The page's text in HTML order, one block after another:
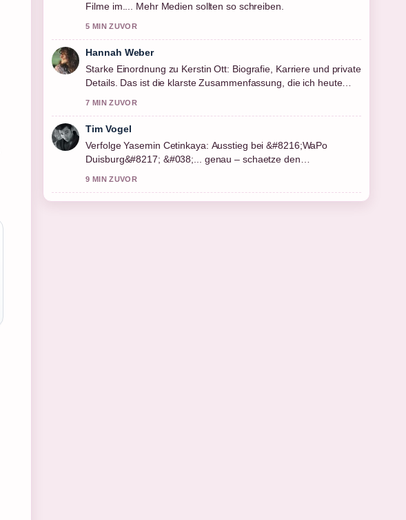
Filme im.... Mehr Medien sollten so schreiben.
5 MIN ZUVOR
Hannah Weber
Starke Einordnung zu Kerstin Ott: Biografie, Karriere und private
Details. Das ist die klarste Zusammenfassung, die ich heute
7 MIN ZUVOR
Tim Vogel
Verfolge Yasemin Cetinkaya: Ausstieg bei &#8216;WaPo
Duisburg&#8217; &#038;... genau – schaetze den
9 MIN ZUVOR